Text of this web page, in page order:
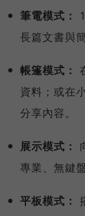
筆電模式：
長篇文書與
帳篷模式：
資料；或在
分享內容。
展示模式：
專業、無鍵
平板模式：